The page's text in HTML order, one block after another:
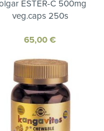
ESTER-C 500mg
veg.caps 250s
65,00€